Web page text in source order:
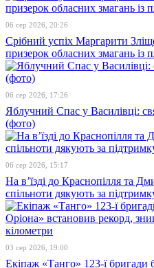
06 сер 2026, 20:26
Срібний успіх Маргарити
призерок обласних змагань
06 сер 2026, 17:26
Яблучний Спас у Василівці:
(фото)
06 сер 2026, 15:17
На в’їзді до Краснопілля та
спільноти дякують за
03 сер 2026, 19:00
Екіпаж «Танго» 123-ї бригади